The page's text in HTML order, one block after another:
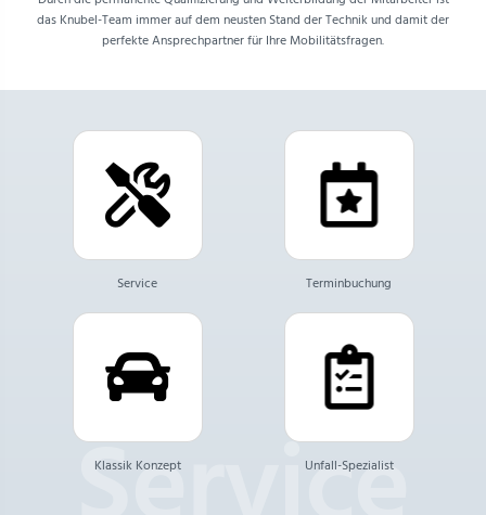
das Knubel-Team immer auf dem neusten Stand der Technik und damit der
perfekte Ansprechpartner für Ihre Mobilitätsfragen.
Service Terminbuchung
Klassik Konzept Unfall-Spezialist